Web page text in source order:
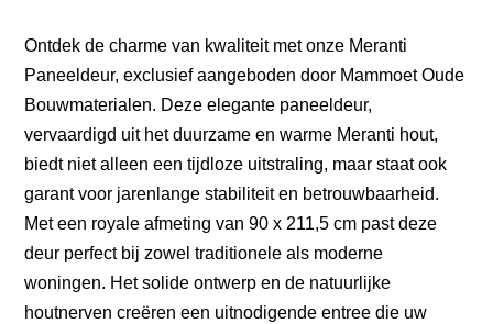
Ontdek de charme van kwaliteit met onze Meranti
Paneeldeur, exclusief aangeboden door Mammoet Oude
Bouwmaterialen. Deze elegante paneeldeur,
vervaardigd uit het duurzame en warme Meranti hout,
biedt niet alleen een tijdloze uitstraling, maar staat ook
garant voor jarenlange stabiliteit en betrouwbaarheid.
Met een royale afmeting van 90 x 211,5 cm past deze
deur perfect bij zowel traditionele als moderne
woningen. Het solide ontwerp en de natuurlijke
houtnerven creëren een uitnodigende entree die uw